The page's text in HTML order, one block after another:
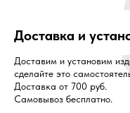
Доставка и
Доставим и установим
сделайте это
Доставка от 700 руб.
Самовывоз бесплатно.